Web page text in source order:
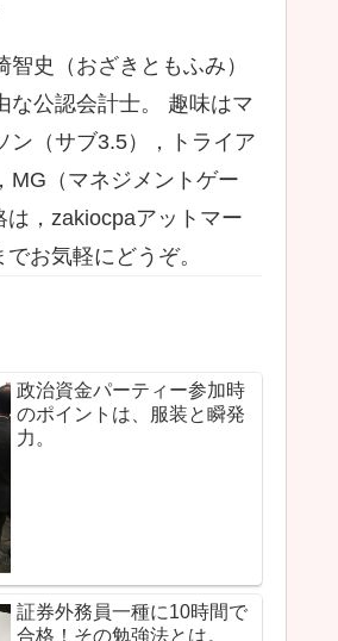
智史（おざきともふみ）
な公認会計士。 趣味はマ
ン（サブ3.5），トライア
MG（マネジメントゲー
，zakiocpaアットマー
お気軽にどうぞ。
政治資金パーティー参加時
のポイントは、服装と瞬発
力。
証券外務員一種に10時間で
合格！その勉強法とは。